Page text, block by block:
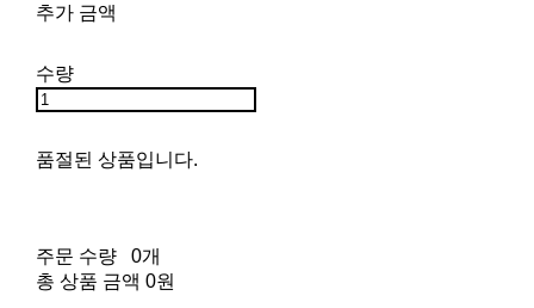
추가 금액
수량
품절된 상품입니다.
주문 수량
0개
총 상품 금액 0원